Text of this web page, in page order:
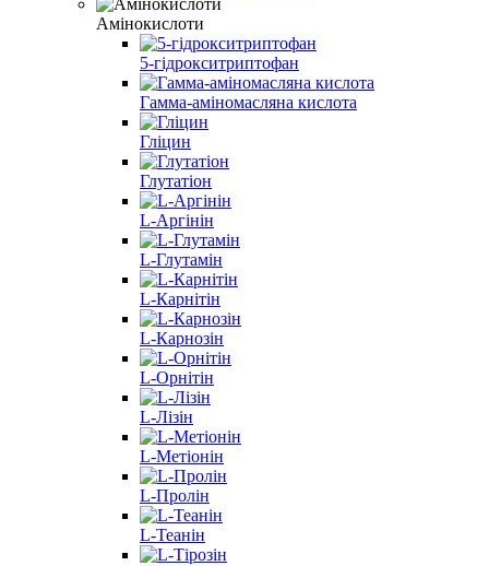
Амінокислоти
5-гідрокситриптофан
Гамма-аміномасляна кислота
Гліцин
Глутатіон
L-Аргінін
L-Глутамін
L-Карнітін
L-Карнозін
L-Орнітін
L-Лізін
L-Метіонін
L-Пролін
L-Теанін